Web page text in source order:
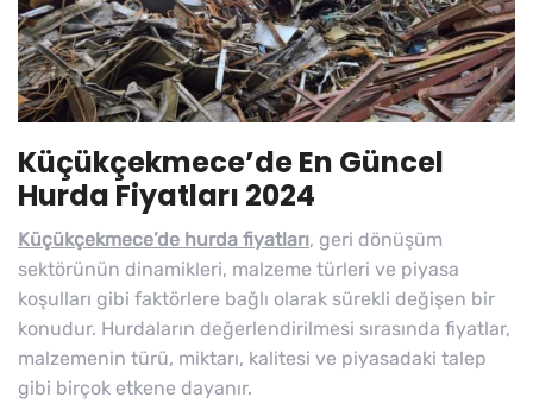
Küçükçekmece’de En Güncel
Hurda Fiyatları 2024
Küçükçekmece’de hurda fiyatları, geri dönüşüm
sektörünün dinamikleri, malzeme türleri ve piyasa
koşulları gibi faktörlere bağlı olarak sürekli değişen bir
konudur. Hurdaların değerlendirilmesi sırasında fiyatlar,
malzemenin türü, miktarı, kalitesi ve piyasadaki talep
gibi birçok etkene dayanır.